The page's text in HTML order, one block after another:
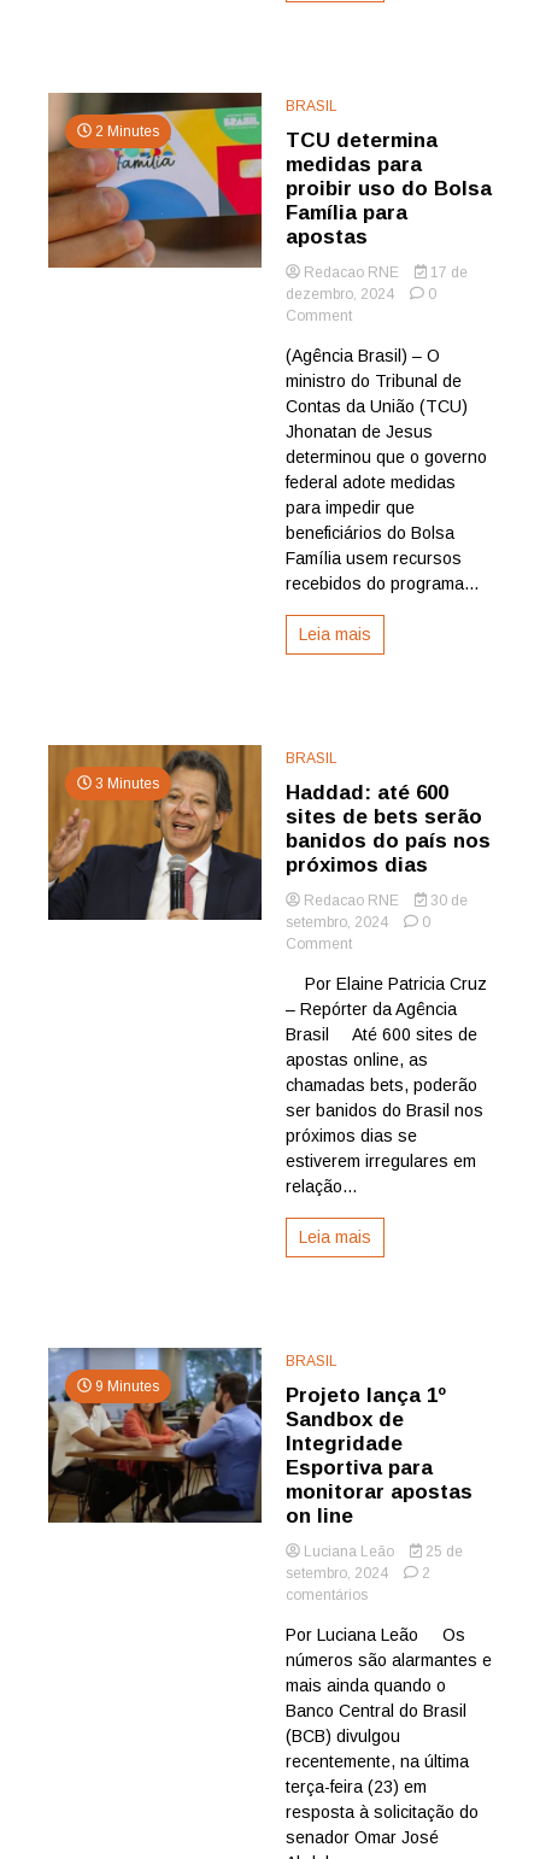
2 Minutes
BRASIL
TCU determina
medidas para
proibir uso do Bolsa
Família para
apostas
Redacao RNE
17 de
dezembro, 2024
0
Commenton
determina
medidas
para
proibir
do
Bolsa
Família
para
apostas
(Agência Brasil) – O
ministro do Tribunal de
Contas da União (TCU)
Jhonatan de Jesus
determinou que o governo
federal adote medidas
para impedir que
beneficiários do Bolsa
Família usem recursos
recebidos do programa...
Leia mais
3 Minutes
BRASIL
Haddad: até 600
sites de bets serão
banidos do país nos
próximos dias
Redacao RNE
30 de
setembro, 2024
0
Commenton
até
600
sites
serão
banidos
do
país
dias
Por Elaine Patricia Cruz
– Repórter da Agência
Brasil Até 600 sites de
apostas online, as
chamadas bets, poderão
ser banidos do Brasil nos
próximos dias se
estiverem irregulares em
relação...
Leia mais
9 Minutes
BRASIL
Projeto lança 1º
Sandbox de
Integridade
Esportiva para
monitorar apostas
on line
Luciana Leão
25 de
setembro, 2024
2
comentáriosem
lança
1º
Sandbox
de
Esportiva
para
monitorar
apostas
on
Por Luciana Leão Os
números são alarmantes e
mais ainda quando o
Banco Central do Brasil
(BCB) divulgou
recentemente, na última
terça-feira (23) em
resposta à solicitação do
senador Omar José